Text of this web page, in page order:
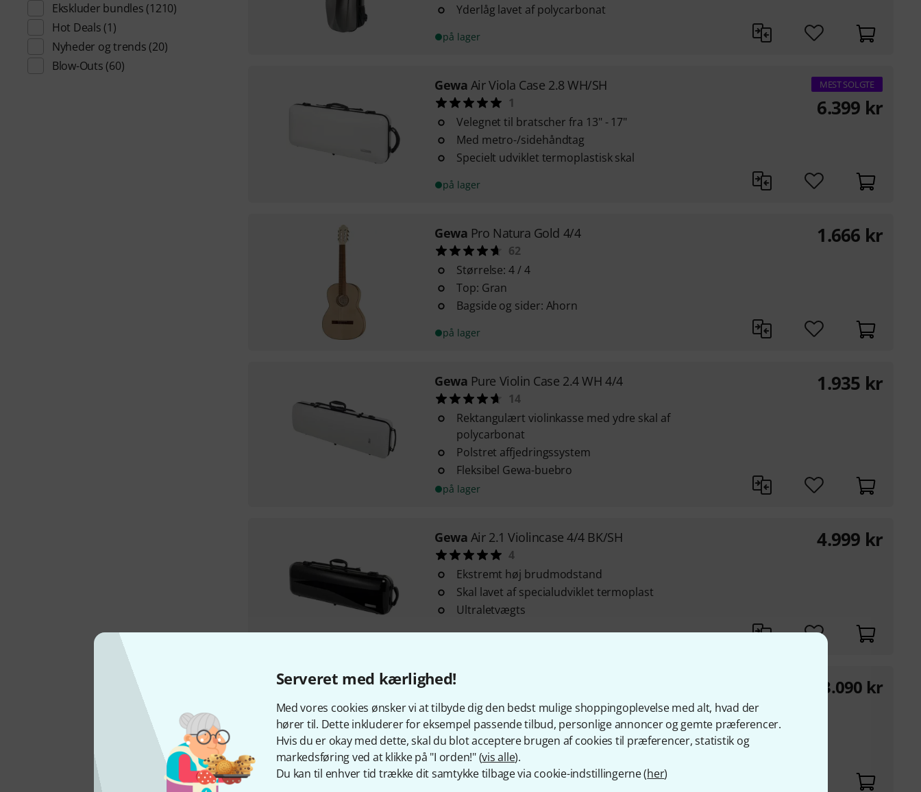
Serveret med kærlighed!
Med vores cookies ønsker vi at tilbyde dig den bedst mulige shoppingoplevelse med alt, hvad der
hører til. Dette inkluderer for eksempel passende tilbud, personlige annoncer og gemte præferencer.
Hvis du er okay med dette, skal du blot acceptere brugen af cookies til præferencer, statistik og
markedsføring ved at klikke på "I orden!" (vis alle).
Du kan til enhver tid trække dit samtykke tilbage via cookie-indstillingerne (her)
Ekskluder bundles (1210)
Hot Deals (1)
Nyheder og trends (20)
Blow-Outs (60)
Yderlåg lavet af polycarbonat
på lager
Gewa Air Viola Case 2.8 WH/SH
1
Velegnet til bratscher fra 13" - 17"
Med metro-/sidehåndtag
Specielt udviklet termoplastisk skal
på lager
MEST SOLGTE
6.399 kr
Gewa Pro Natura Gold 4/4
62
Størrelse: 4 / 4
Top: Gran
Bagside og sider: Ahorn
på lager
1.666 kr
Gewa Pure Violin Case 2.4 WH 4/4
14
Rektangulært violinkasse med ydre skal af
polycarbonat
Polstret affjedringssystem
Fleksibel Gewa-buebro
på lager
1.935 kr
Gewa Air 2.1 Violincase 4/4 BK/SH
4
Ekstremt høj brudmodstand
Skal lavet af specialudviklet termoplast
Ultraletvægts
på lager
4.999 kr
Gewa
Kulfiberskal lavet af 100% højtydende kulfiberstof
Polstret affjedringssystem
Magnetisk bueholder
på lager
13.090 kr